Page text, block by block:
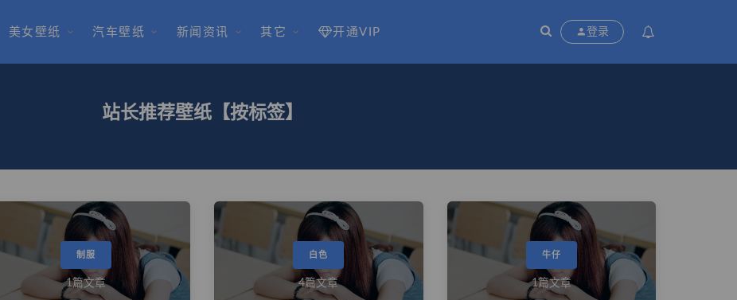
美女壁纸 汽车壁纸 新闻资讯 其它 开通VIP 登录
站长推荐壁纸【按标签】
制服
1篇文章
白色
4篇文章
牛仔
1篇文章